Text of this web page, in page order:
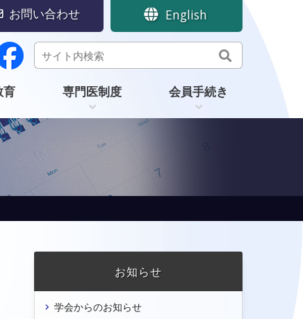
English
お問い合わせ
育 専門医制度 会員手続き
お知らせ
学会からのお知らせ